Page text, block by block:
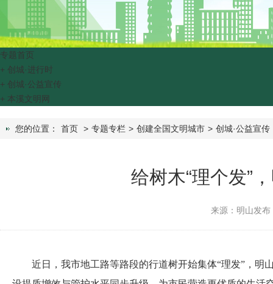
专题首页
+ 创城·进行时
+ 创城·公益宣传
+ 本溪文明网
您的位置： 首页 > 专题专栏 > 创建全国文明城市 > 创城·公益宣传
给树木“理个发”
来源：明山发布
近日，我市地工路等路段的行道树开始集体“理发”，